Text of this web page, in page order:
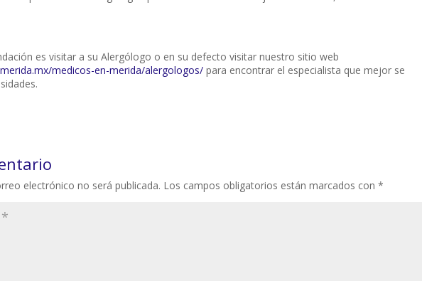
es visitar a su Alergólogo o en su defecto visitar nuestro sitio web
medicos-en-merida/alergologos/ para encontrar el especialista que mejor se
electrónico no será publicada. Los campos obligatorios están marcados con *